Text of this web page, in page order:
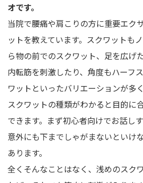
オです。
当院で腰痛や肩こりの方に重要エク
ットを教えています。スクワットも
ら物の前でのスクワット、足を広げ
内転筋を刺激したり、角度もハーフ
ワットといったバリエーションが多く
スクワットの種類がわかると目的に
できます。まず初心者向けでお話し
意外にも下までしゃがまないといけ
あります。
全くそんなことはなく、浅めのスク